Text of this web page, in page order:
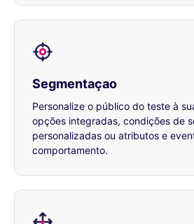
Segmentaçao
Personalize o público do teste à
opções integradas, condições de
personalizadas ou atributos e
comportamento.